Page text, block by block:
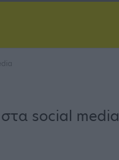
social media